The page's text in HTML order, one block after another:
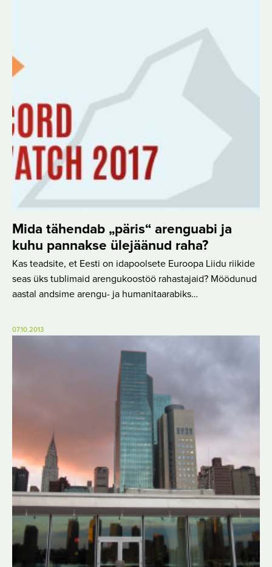
Mida tähendab „päris“ arenguabi ja
kuhu pannakse ülejäänud raha?
Kas teadsite, et Eesti on idapoolsete Euroopa Liidu riikide
seas üks tublimaid arengukoostöö rahastajaid? Möödunud
aastal andsime arengu- ja humanitaarabiks…
07.10.2013